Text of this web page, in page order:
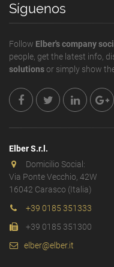
Síguenos
Follow Elber's company
people, get the latest info,
solutionsor simply show
Elber S.r.l.
Domicilio Social:
Via Ponte Vecchio, 42W
16042 Carasco (Italia)
+39 0185 351333
+39 0185 351300
elber@elber.it